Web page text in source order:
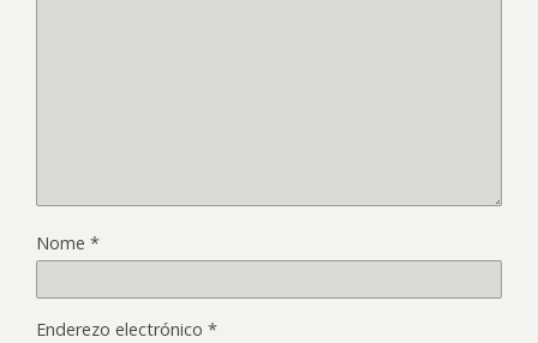
Nome *
Enderezo electrónico *